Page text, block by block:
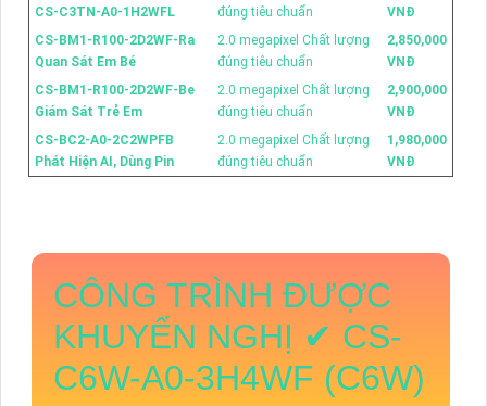
CS-C3TN-A0-1H2WFL
đúng tiêu chuẩn
VNĐ
CS-BM1-R100-2D2WF-Ra
Quan Sát Em Bé
2.0 megapixel Chất lượng
đúng tiêu chuẩn
2,850,000
VNĐ
CS-BM1-R100-2D2WF-Be
Giám Sát Trẻ Em
2.0 megapixel Chất lượng
đúng tiêu chuẩn
2,900,000
VNĐ
CS-BC2-A0-2C2WPFB
Phát Hiện AI, Dùng Pin
2.0 megapixel Chất lượng
đúng tiêu chuẩn
1,980,000
VNĐ
CÔNG TRÌNH ĐƯỢC
KHUYẾN NGHỊ ✔ CS-
C6W-A0-3H4WF (C6W)